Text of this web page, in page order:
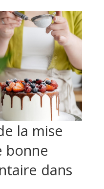
la mise
bonne
dans